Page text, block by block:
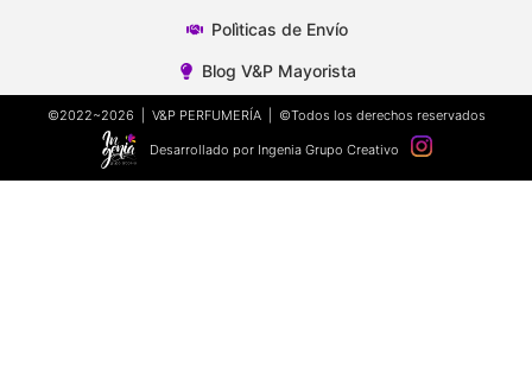
Polìticas de Envío
Blog V&P Mayorista
©2022~2026 | V&P PERFUMERÍA | ©Todos los derechos reservados
Desarrollado por Ingenia Grupo Creativo